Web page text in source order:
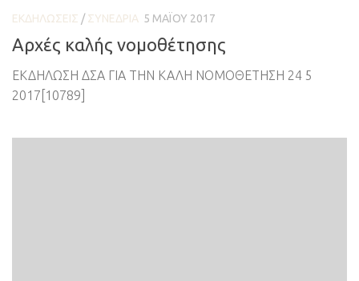
ΕΚΔΗΛΏΣΕΙΣ /ΣΥΝΈΔΡΙΑ 5 ΜΑΪ́ΟΥ 2017
Αρχές καλής νομοθέτησης
ΕΚΔΗΛΩΣΗ ΔΣΑ ΓΙΑ ΤΗΝ ΚΑΛΗ ΝΟΜΟΘΕΤΗΣΗ 24 5
2017[10789]